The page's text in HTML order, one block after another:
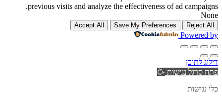
previous visits and analyze the effectiveness of ad campaigns.
None
Reject All
Save My Preferences
Accept All
Powered by
דילוג לתוכן
פתח סרגל נגישות
כלי נגישות